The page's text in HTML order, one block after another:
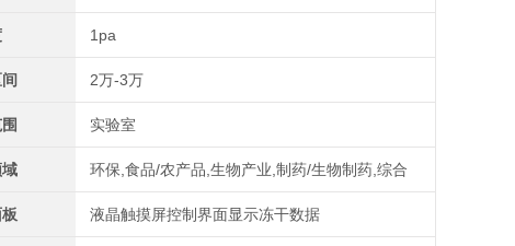
1pa
2万-3万
实验室
环保,食品/农产品,生物产业,制药/生物制药,综合
液晶触摸屏控制界面显示冻干数据